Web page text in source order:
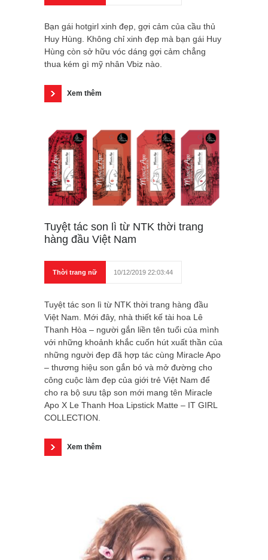
Bạn gái hotgirl xinh đẹp, gợi cảm của cầu thủ
Huy Hùng. Không chỉ xinh đẹp mà bạn gái Huy
Hùng còn sở hữu vóc dáng gợi cảm chẳng
thua kém gì mỹ nhân Vbiz nào.
Xem thêm
Tuyệt tác son lì từ NTK thời trang
hàng đầu Việt Nam
Thời trang nữ 10/12/2019 22:03:44
Tuyệt tác son lì từ NTK thời trang hàng đầu
Việt Nam. Mới đây, nhà thiết kế tài hoa Lê
Thanh Hòa – người gắn liền tên tuổi của mình
với những khoảnh khắc cuốn hút xuất thần của
những người đẹp đã hợp tác cùng Miracle Apo
– thương hiệu son gắn bó và mở đường cho
công cuộc làm đẹp của giới trẻ Việt Nam để
cho ra bộ sưu tập son mới mang tên Miracle
Apo X Le Thanh Hoa Lipstick Matte – IT GIRL
COLLECTION.
Xem thêm